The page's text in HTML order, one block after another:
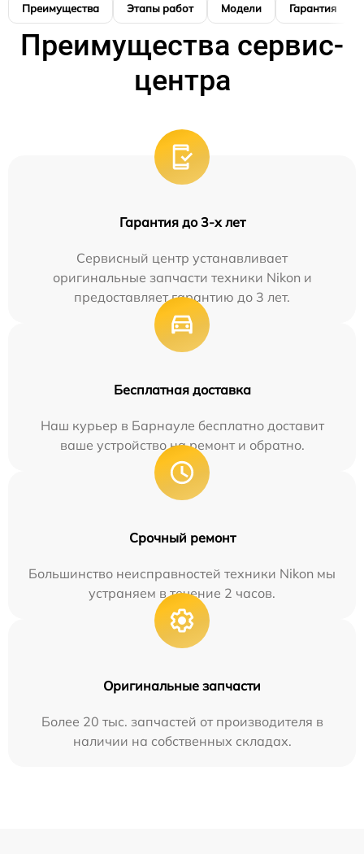
Преимущества Этапы работ Модели Гарантия
Преимущества сервис-
центра
Гарантия до 3-х лет
Сервисный центр устанавливает
оригинальные запчасти техники Nikon и
предоставляет гарантию до 3 лет.
Бесплатная доставка
Наш курьер в Барнауле бесплатно доставит
ваше устройство на ремонт и обратно.
Срочный ремонт
Большинство неисправностей техники Nikon мы
устраняем в течение 2 часов.
Оригинальные запчасти
Более 20 тыс. запчастей от производителя в
наличии на собственных складах.